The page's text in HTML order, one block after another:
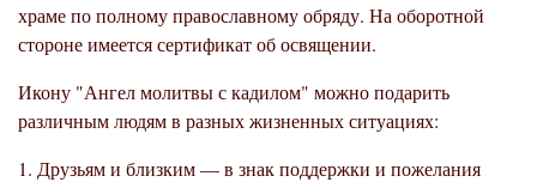
храме по полному православному обряду. На оборотной
стороне имеется сертификат об освящении.
Икону "Ангел молитвы с кадилом" можно подарить
различным людям в разных жизненных ситуациях:
1. Друзьям и близким — в знак поддержки и пожелания